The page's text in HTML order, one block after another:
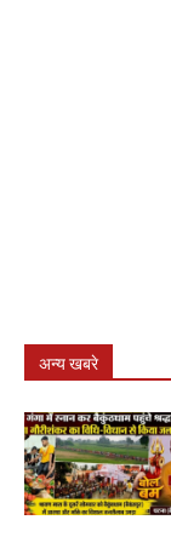
अन्य खबरे